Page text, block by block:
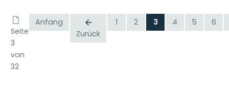
Seite
3
von
32
Anfang
Zurück
1 2 3 4 5 6